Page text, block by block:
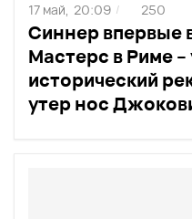
Синнер впервые
Мастерс в Риме –
исторический
утер нос
17 май, 20:09 / 250